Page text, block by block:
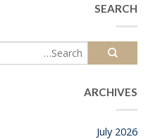
SEARCH
ARCHIVES
July 2026